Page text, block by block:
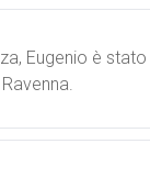
Eugenio è